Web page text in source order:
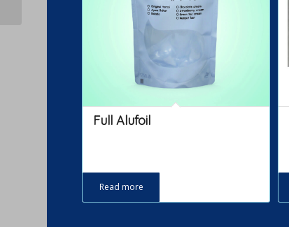
Full Alufoil
Read more